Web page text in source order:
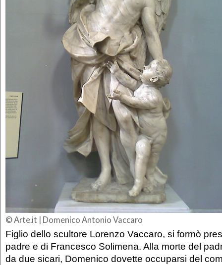
© Arte.it | Domenico Antonio Vaccaro
Figlio dello scultore Lorenzo Vaccaro, si formò
padre e di Francesco Solimena. Alla morte del
da due sicari, Domenico dovette occuparsi del